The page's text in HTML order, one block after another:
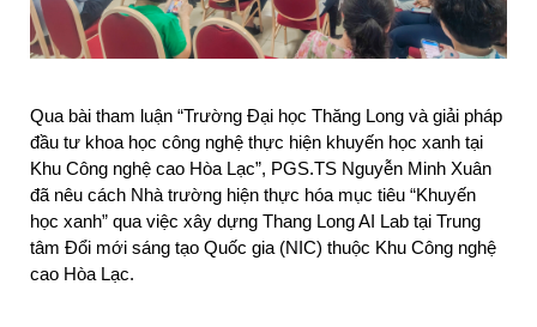
Qua bài tham luận “Trường Đại học Thăng Long và giải pháp
đầu tư khoa học công nghệ thực hiện khuyến học xanh tại
Khu Công nghệ cao Hòa Lạc”, PGS.TS Nguyễn Minh Xuân
đã nêu cách Nhà trường hiện thực hóa mục tiêu “Khuyến
học xanh” qua việc xây dựng Thang Long AI Lab tại Trung
tâm Đổi mới sáng tạo Quốc gia (NIC) thuộc Khu Công nghệ
cao Hòa Lạc.